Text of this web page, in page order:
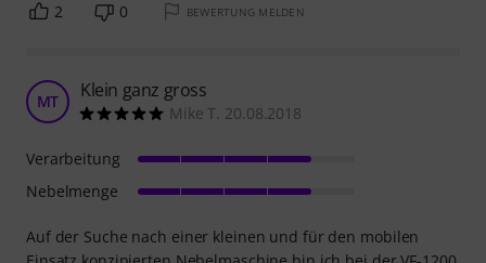
2 0 BEWERTUNG MELDEN
MT Klein ganz gross
Mike T. 20.08.2018
Auf der Suche nach einer kleinen und für den mobilen
Verarbeitung
Nebelmenge